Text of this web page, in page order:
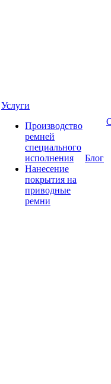
Услуги
Производство
ремней
специального
исполнения
Нанесение
покрытия на
приводные
ремни
Блог